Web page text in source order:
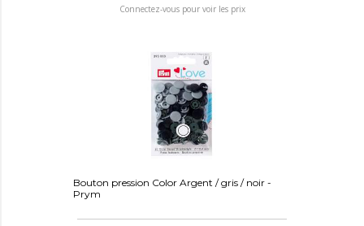
Connectez-vous pour voir les prix
Bouton pression Color Argent / gris / noir -
Prym